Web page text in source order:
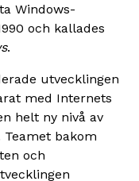
Windows-
och kallades
.
utvecklingen
med Internets
helt ny nivå av
bakom
och